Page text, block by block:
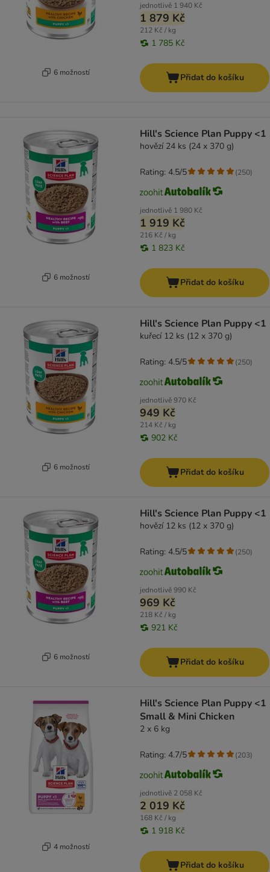
6 možností
jednotlivě 1 940 Kč
1 879 Kč
212 Kč / kg
1 785 Kč
Přidat do košíku
6 možností
Hill's Science Plan Puppy <1
hovězí 24 ks (24 x 370 g)
jednotlivě 1 980 Kč
1 919 Kč
216 Kč / kg
1 823 Kč
Rating: 4.5/5 (250)
Přidat do košíku
6 možností
Hill's Science Plan Puppy <1
kuřecí 12 ks (12 x 370 g)
jednotlivě970 Kč
949 Kč
214 Kč / kg
902 Kč
Rating: 4.5/5 (250)
Přidat do košíku
6 možností
Hill's Science Plan Puppy <1
hovězí 12 ks (12 x 370 g)
jednotlivě990 Kč
969 Kč
218 Kč / kg
921 Kč
Rating: 4.5/5 (250)
Přidat do košíku
4 možností
Hill's Science Plan Puppy <1
Small & Mini Chicken
2 x 6 kg
jednotlivě 2 058 Kč
2 019 Kč
168 Kč / kg
1 918 Kč
Rating: 4.7/5 (203)
Přidat do košíku